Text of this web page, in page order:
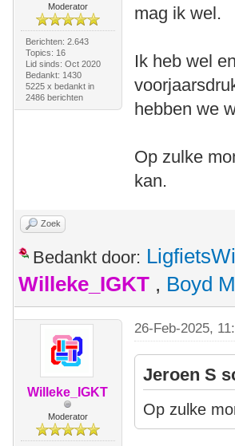
Moderator
Berichten: 2.643
Topics: 16
Lid sinds: Oct 2020
Bedankt: 1430
5225 x bedankt in
2486 berichten
mag ik wel.
Ik heb wel
hebben we
Op zulke
kan.
Zoek
Bedankt door:
Willeke_IGKT , Boyd
Willeke_IGKT
Moderator
26-Feb-2025,
Jeroen S
Op zulke